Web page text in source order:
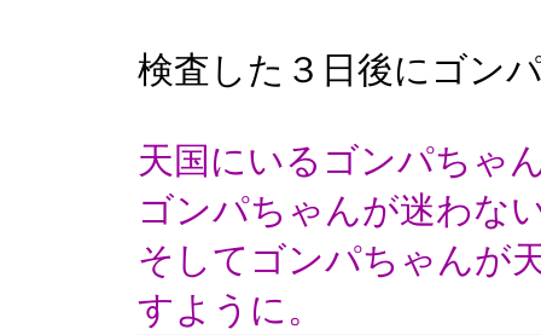
検査した３日後にゴン
天国にいるゴンパちゃ
ゴンパちゃんが迷わな
そしてゴンパちゃんが
すように。